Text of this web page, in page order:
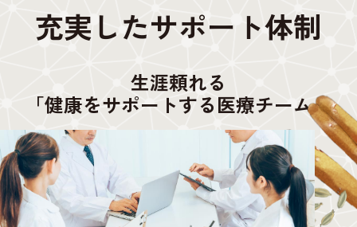
充実したサポート体制
生涯頼れる
「健康をサポートする医療チーム」